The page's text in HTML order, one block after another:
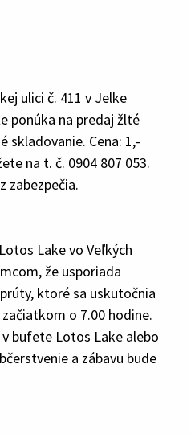
ulici č. 411 v Jelke
ponúka na predaj žlté
skladovanie. Cena: 1,-
na t. č. 0904 807 053.
zabezpečia.
Lake vo Veľkých
že usporiada
ktoré sa uskutočnia
o 7.00 hodine.
bufete Lotos Lake alebo
a zábavu bude